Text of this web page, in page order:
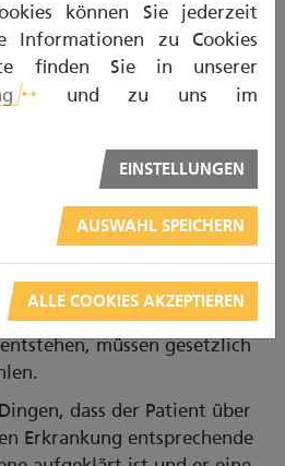
Taschentiefe von 3,5 mm
Verdacht auf eine
Parodontitis vor. Weitere
dann erforderlich, um
notwendig
erhobenen Befund- und
dies dokumentiert. Dieser
Patienten vor
als Antrag zur
durch ihre Krankenkasse
der Genehmigung. Kosten,
bei einer
müssen gesetzlich
dass der Patient über
Erkrankung entsprechende
können Sie jederzeit
Informationen zu Cookies
finden Sie in unserer
und zu uns im
EINSTELLUNGEN
AUSWAHL SPEICHERN
ALLE COOKIES AKZEPTIEREN